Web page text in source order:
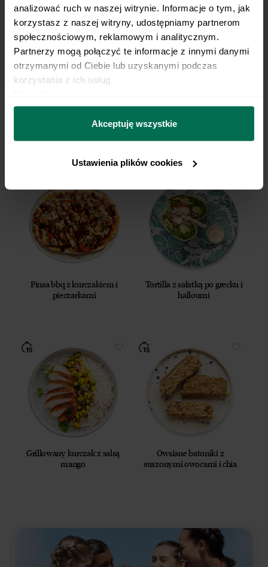
analizować ruch w naszej witrynie. Informacje o tym, jak
korzystasz z naszej witryny, udostępniamy partnerom
społecznościowym, reklamowym i analitycznym.
Partnerzy mogą połączyć te informacje z innymi danymi
otrzymanymi od Ciebie lub uzyskanymi podczas
korzystania z ich usług.
można się z nami skontaktować i w jaki sposób
przetwarzamy dane osobowe w ramach
prywatności.
Akceptuję wszystkie
Ustawienia plików cookies
Newslettera i potwierdzam zapoznanie się z
polityką prywatności.
To też może Ci zasmakować
Pinsa bbq z kurczakiem i
pieczarkami
Tortilla z sałatką po grecku i
halloumi
Grillowany kurczak z salsą
mango
Owsiane batoniki z
suszonymi owocami i chia